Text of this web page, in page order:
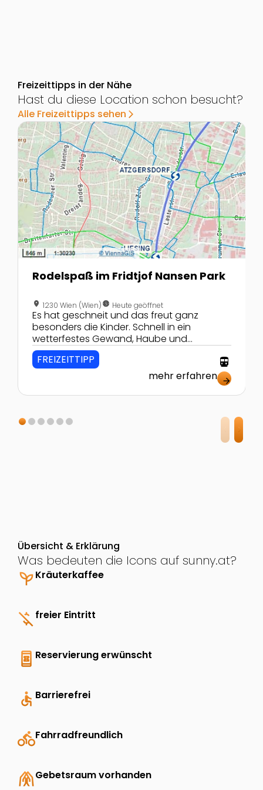
Freizeittipps in der Nähe
Hast du diese Location schon besucht?
Alle Freizeittipps sehen arrow_forward_ios
Zur Detailseite von Rodelspaß im Fridtjof Nansen Park
Rodelspaß im Fridtjof Nansen Park
location_on 1230 Wien (Wien)nest_clock_farsight_analog Heute geöffnet
Es hat geschneit und das freut ganz
besonders die Kinder. Schnell in ein
wetterfestes Gewand, Haube und
Handschuh an, die Rodel nicht vergessen
und ab geht´s.
FREIZEITTIPP directions_transit
mehr erfahren arrow_forward
Übersicht & Erklärung
Was bedeuten die Icons auf sunny.at?
psychiatryKräuterkaffee
money_off freier Eintritt
book_online Reservierung erwünscht
accessible Barrierefrei
directions_bikeFahrradfreundlich
folded_handsGebetsraum vorhanden